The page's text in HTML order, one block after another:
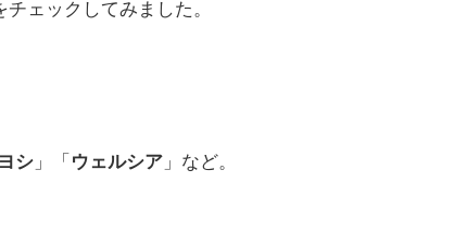
ェックしてみました。
シ 」「 ウェルシア 」など。